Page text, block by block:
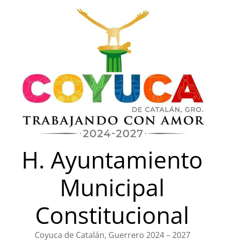
H. Ayuntamiento
Municipal
Constitucional
Coyuca de Catalán, Guerrero 2024 – 2027